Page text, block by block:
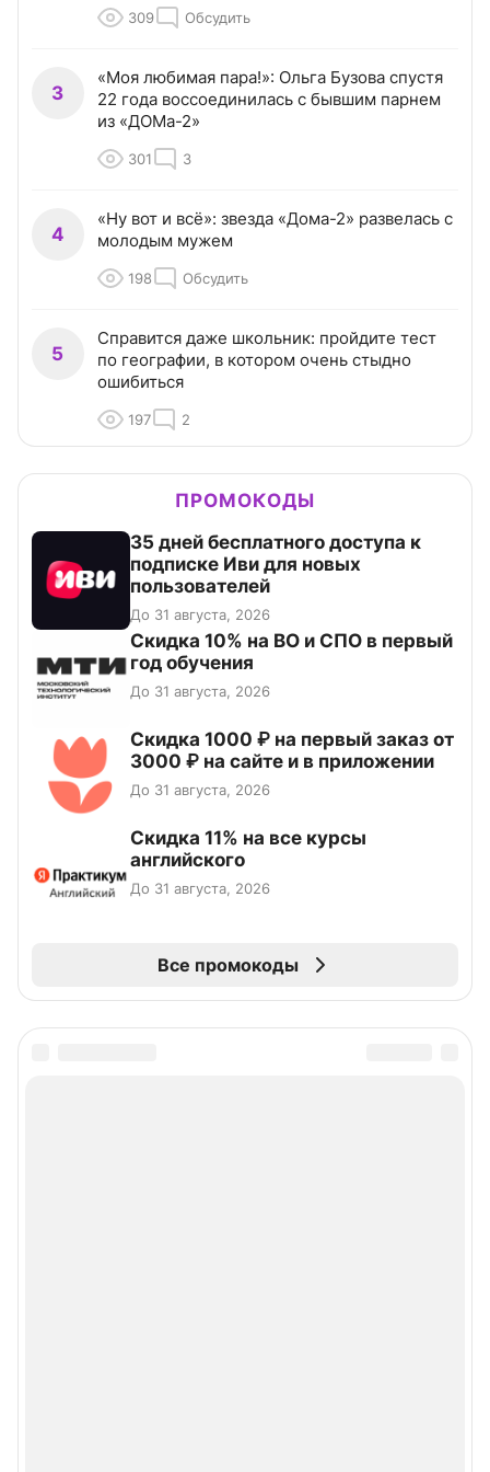
309 Обсудить
3
«Моя любимая пара!»: Ольга Бузова спустя
22 года воссоединилась с бывшим парнем
из «ДОМа-2»
301 3
4
«Ну вот и всё»: звезда «Дома-2» развелась с
молодым мужем
198 Обсудить
5
Справится даже школьник: пройдите тест
по географии, в котором очень стыдно
ошибиться
197 2
ПРОМОКОДЫ
35 дней бесплатного доступа к
подписке Иви для новых
пользователей
До 31 августа, 2026
Скидка 10% на ВО и СПО в первый
год обучения
До 31 августа, 2026
Скидка 1000 ₽ на первый заказ от
3000 ₽ на сайте и в приложении
До 31 августа, 2026
Скидка 11% на все курсы
английского
До 31 августа, 2026
Все промокоды